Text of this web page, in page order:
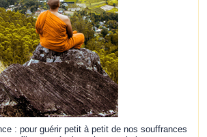
: pour guérir petit à petit de nos souffrances